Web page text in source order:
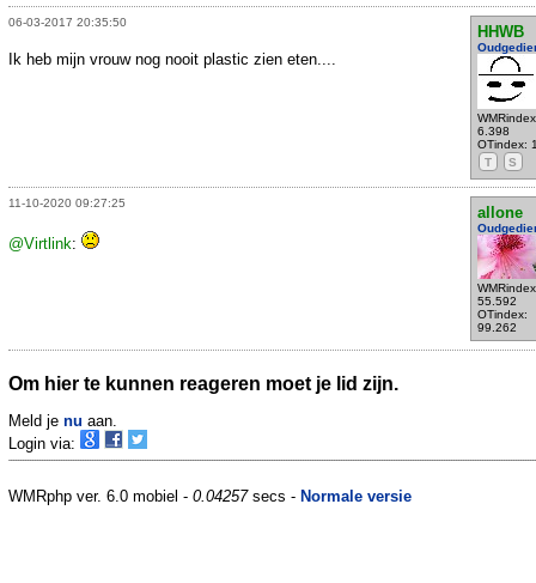
06-03-2017 20:35:50
HHWB
6.398
OTindex:
T
S
Ik heb mijn vrouw nog nooit plastic zien eten....
11-10-2020 09:27:25
allone
55.592
OTindex:
99.262
@Virtlink:
Om hier te kunnen reageren moet je lid zijn.
Meld je nu aan.
Login via:
WMRphp ver. 6.0 mobiel - 0.04257secs - Normale versie